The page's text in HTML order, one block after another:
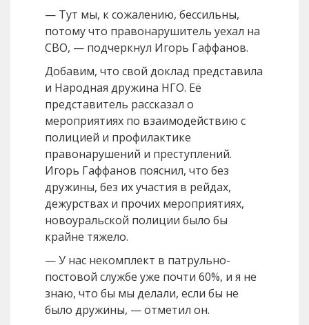
— Тут мы, к сожалению, бессильны,
потому что правонарушитель уехал на
СВО, — подчеркнул Игорь Гаффанов.
Добавим, что свой доклад представила
и Народная дружина НГО. Её
представитель рассказал о
мероприятиях по взаимодействию с
полицией и профилактике
правонарушений и преступлений.
Игорь Гаффанов пояснил, что без
дружины, без их участия в рейдах,
дежурствах и прочих мероприятиях,
новоуральской полиции было бы
крайне тяжело.
— У нас некомплект в патрульно-
постовой службе уже почти 60%, и я не
знаю, что бы мы делали, если бы не
было дружины, — отметил он.